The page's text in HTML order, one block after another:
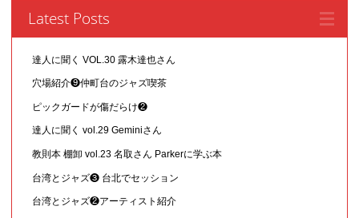
Latest Posts
達人に聞く VOL.30 露木達也さん
穴場紹介❾仲町台のジャズ喫茶
ピックガードが傷だらけ❷
達人に聞く vol.29 Geminiさん
教則本 棚卸 vol.23 名取さん Parkerに学ぶ本
台湾とジャズ❸ 台北でセッション
台湾とジャズ❷アーティスト紹介